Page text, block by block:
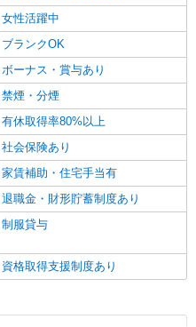
女性活躍中
ブランクOK
ボーナス・賞与あり
禁煙・分煙
有休取得率80%以上
社会保険あり
家賃補助・住宅手当有
退職金・財形貯蓄制度あり
制服貸与
資格取得支援制度あり